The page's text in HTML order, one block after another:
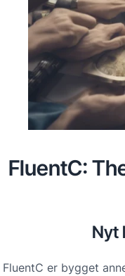
FluentC:
Nyt
FluentC er bygget